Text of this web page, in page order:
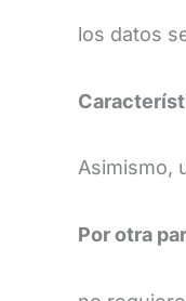
los datos
​Asimismo,
Por otra